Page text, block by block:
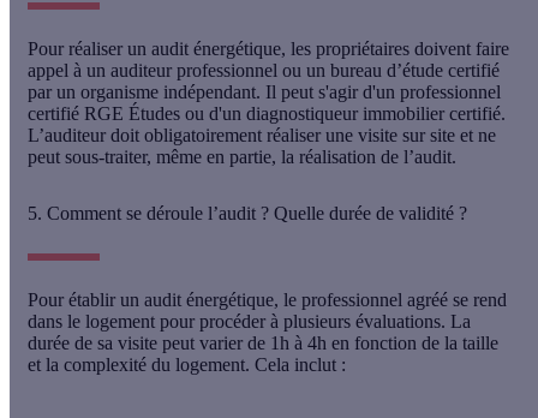
Pour réaliser un audit énergétique, les propriétaires doivent faire
appel à un auditeur professionnel ou un bureau d’étude certifié
par un organisme indépendant. Il peut s'agir d'un professionnel
certifié RGE Études ou d'un diagnostiqueur immobilier certifié.
L’auditeur doit obligatoirement réaliser une visite sur site et ne
peut sous-traiter, même en partie, la réalisation de l’audit.
5. Comment se déroule l’audit ? Quelle durée de validité ?
Pour établir un audit énergétique, le professionnel agréé se rend
dans le logement pour procéder à plusieurs évaluations. La
durée de sa visite peut varier de 1h à 4h en fonction de la taille
et la complexité du logement. Cela inclut :